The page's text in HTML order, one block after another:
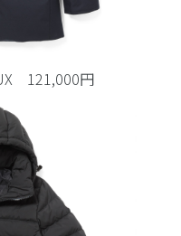
121,000円